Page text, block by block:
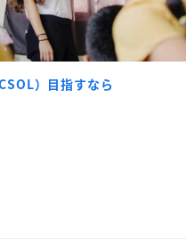
）目指すなら